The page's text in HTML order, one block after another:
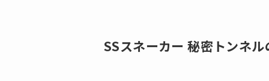
SSスネーカー 秘密トンネル